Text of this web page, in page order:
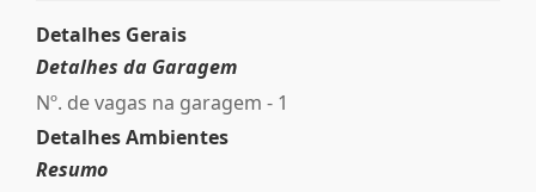
Detalhes Gerais
Detalhes da Garagem
Nº. de vagas na garagem - 1
Detalhes Ambientes
Resumo